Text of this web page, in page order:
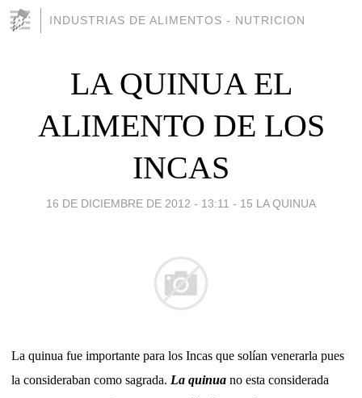
INDUSTRIAS DE ALIMENTOS - NUTRICION
LA QUINUA EL
ALIMENTO DE LOS
INCAS
16 DE DICIEMBRE DE 2012 - 13:11 - 15 LA QUINUA
La quinua fue importante para los Incas que solían venerarla pues
la consideraban como sagrada. La quinua no esta considerada